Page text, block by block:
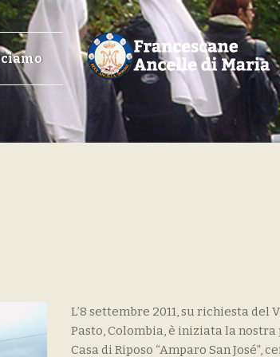
L’8 settembre 2011, su richiesta del
Pasto, Colombia, è iniziata la nostra
Casa di Riposo “Amparo San José”,